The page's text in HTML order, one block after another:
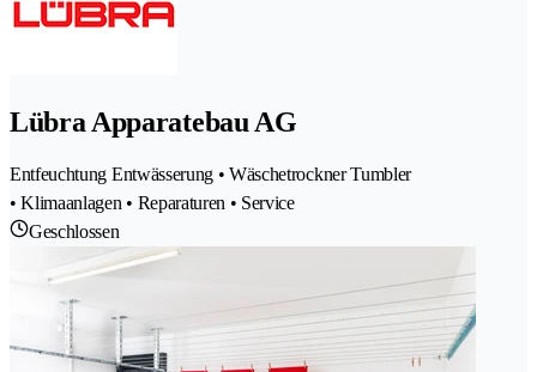
Lübra Apparatebau AG
Entfeuchtung Entwässerung • Wäschetrockner Tumbler
• Klimaanlagen • Reparaturen • Service
Geschlossen